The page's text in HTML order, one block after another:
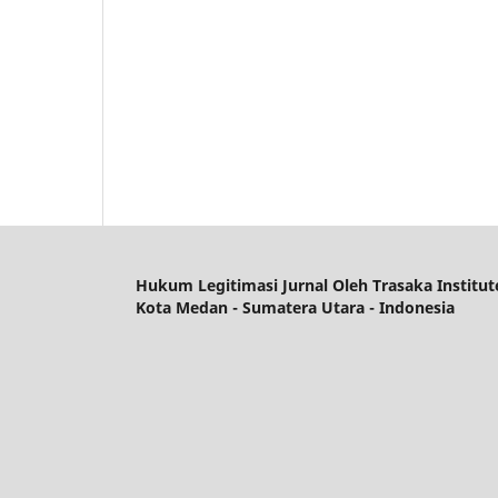
Hukum Legitimasi Jurnal Oleh Trasaka
Kota Medan - Sumatera Utara - Indonesia